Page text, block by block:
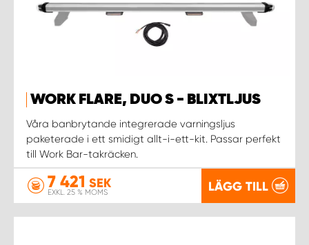
WORK FLARE, DUO S - BLIXTLJUS
Våra banbrytande integrerade varningsljus
paketerade i ett smidigt allt-i-ett-kit. Passar perfekt
till Work Bar-takräcken.
7 421 SEK
EXKL. 25 % MOMS LÄGG TILL